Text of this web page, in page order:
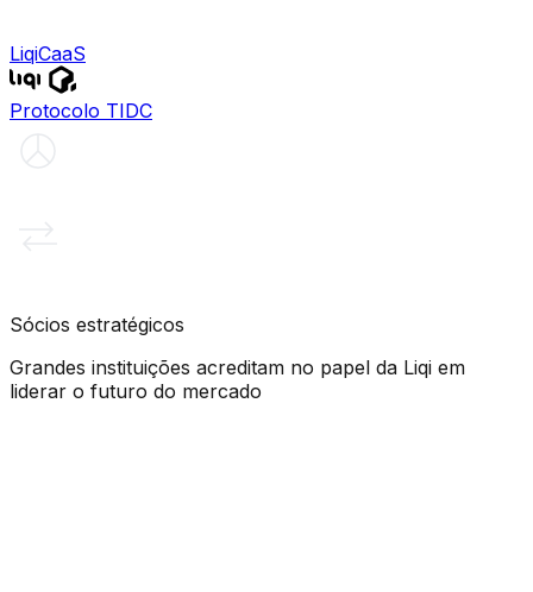
LiqiCaaS
Sócios estratégicos
Grandes instituições acreditam no papel da Liqi em
liderar o futuro do mercado